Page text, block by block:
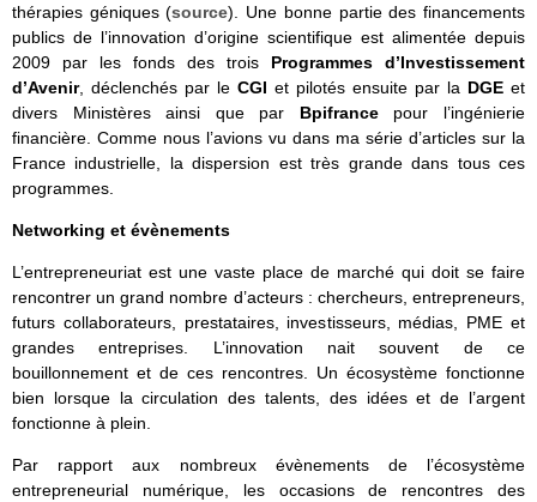
thérapies géniques (source). Une bonne partie des financements
publics de l’innovation d’origine scientifique est alimentée depuis
2009 par les fonds des trois Programmes d’Investissement
d’Avenir, déclenchés par le CGI et pilotés ensuite par la DGE et
divers Ministères ainsi que par Bpifrancepour l’ingénierie
financière. Comme nous l’avions vu dans ma série d’articles sur la
France industrielle, la dispersion est très grande dans tous ces
programmes.
Networking et évènements
L’entrepreneuriat est une vaste place de marché qui doit se faire
rencontrer un grand nombre d’acteurs : chercheurs, entrepreneurs,
futurs collaborateurs, prestataires, investisseurs, médias, PME et
grandes entreprises. L’innovation nait souvent de ce
bouillonnement et de ces rencontres. Un écosystème fonctionne
bien lorsque la circulation des talents, des idées et de l’argent
fonctionne à plein.
Par rapport aux nombreux évènements de l’écosystème
entrepreneurial numérique, les occasions de rencontres des